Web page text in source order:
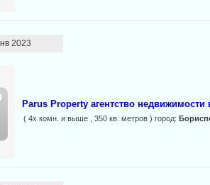
2023
Parus Property агентство недвижимости
( 4х комн. и выше , 350 кв. метров ) город: